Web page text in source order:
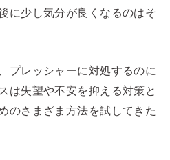
に少し気分が良くなるのはそ
プレッシャーに対処するのに
は失望や不安を抑える対策と
のさまざま方法を試してきた